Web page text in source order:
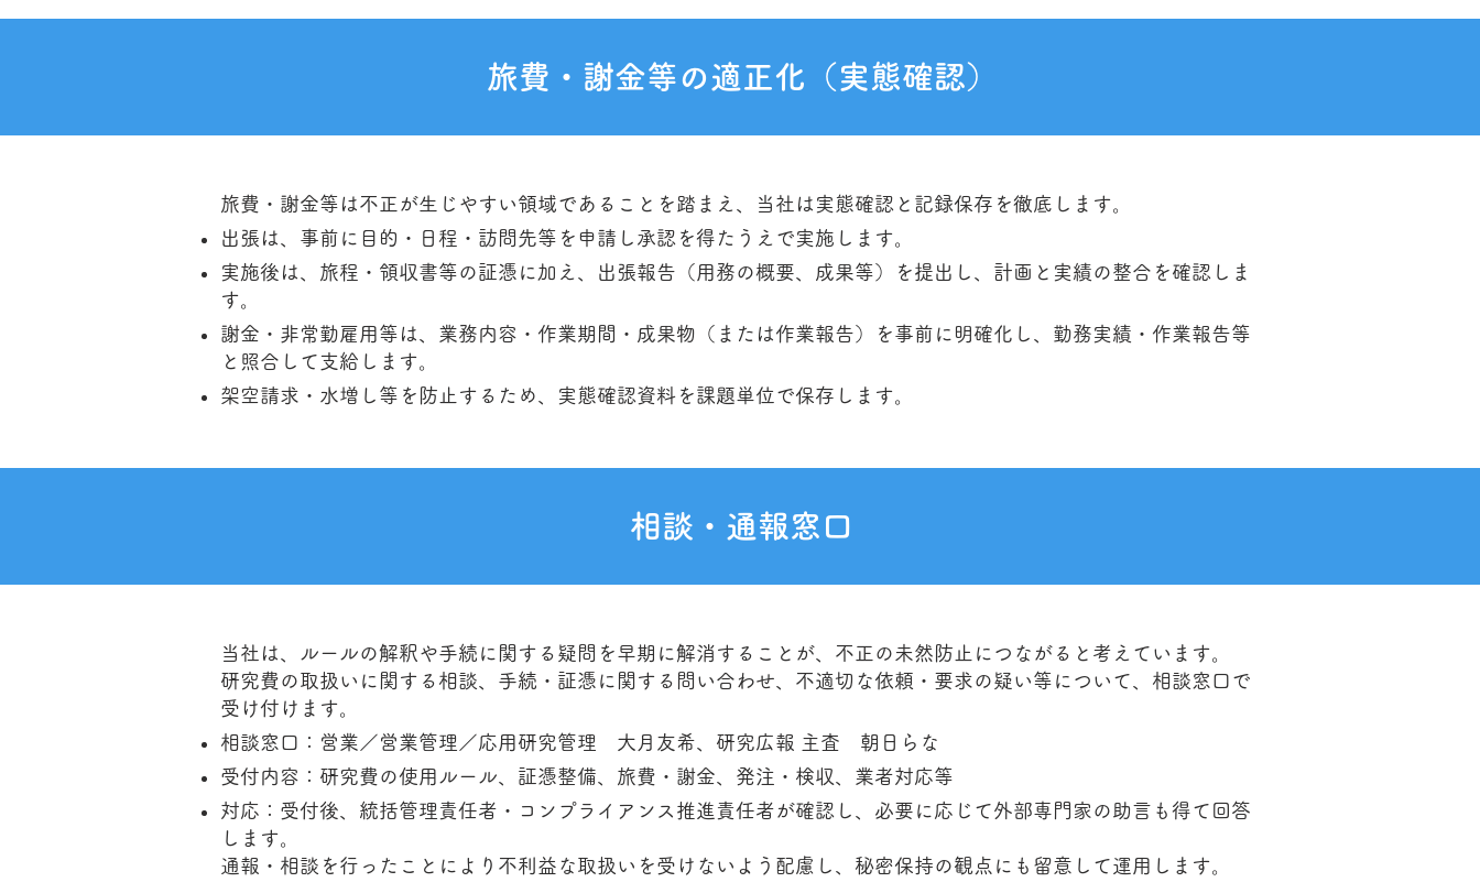
旅費・謝金等の適正化（実態確認）
旅費・謝金等は不正が生じやすい領域であることを踏まえ、当社は実態確認と記録保存を徹底します。
出張は、事前に目的・日程・訪問先等を申請し承認を得たうえで実施します。
実施後は、旅程・領収書等の証憑に加え、出張報告（用務の概要、成果等）を提出し、計画と実績の整合を確認しま
す。
謝金・非常勤雇用等は、業務内容・作業期間・成果物（または作業報告）を事前に明確化し、勤務実績・作業報告等
と照合して支給します。
架空請求・水増し等を防止するため、実態確認資料を課題単位で保存します。
相談・通報窓口
当社は、ルールの解釈や手続に関する疑問を早期に解消することが、不正の未然防止につながると考えています。
研究費の取扱いに関する相談、手続・証憑に関する問い合わせ、不適切な依頼・要求の疑い等について、相談窓口で
受け付けます。
相談窓口：営業／営業管理／応用研究管理 大月友希、研究広報 主査 朝日らな
受付内容：研究費の使用ルール、証憑整備、旅費・謝金、発注・検収、業者対応等
対応：受付後、統括管理責任者・コンプライアンス推進責任者が確認し、必要に応じて外部専門家の助言も得て回答
します。
通報・相談を行ったことにより不利益な取扱いを受けないよう配慮し、秘密保持の観点にも留意して運用します。